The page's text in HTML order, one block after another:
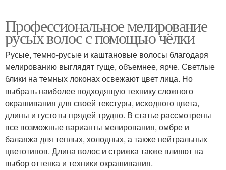
Профессиональное мелирование
русых волос с помощью чёлки
Русые, темно-русые и каштановые волосы благодаря
мелированию выглядят гуще, объемнее, ярче. Светлые
блики на темных локонах освежают цвет лица. Но
выбрать наиболее подходящую технику сложного
окрашивания для своей текстуры, исходного цвета,
длины и густоты прядей трудно. В статье рассмотрены
все возможные варианты мелирования, омбре и
балаяжа для теплых, холодных, а также нейтральных
цветотипов. Длина волос и стрижка также влияют на
выбор оттенка и техники окрашивания.